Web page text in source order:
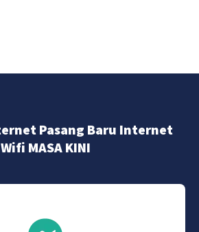
Pasang Baru Internet
Wifi MASA KINI